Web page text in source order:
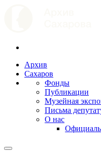
Архив
Сахаров
Фонды
Публикации
Музейная
Письма
О нас